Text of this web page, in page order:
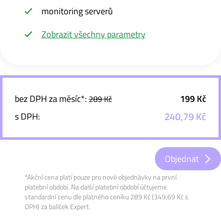
monitoring serverů
Zobrazit všechny parametry
bez DPH za měsíc*: 289 Kč
199 Kč
s DPH:
240,79 Kč
Objednat
*Akční cena platí pouze pro nové objednávky na první
platební období. Na další platební období účtujeme
standardní cenu dle platného ceníku 289 Kč (349,69 Kč s
DPH) za balíček Expert.